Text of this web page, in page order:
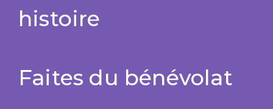
histoire
Faites du bénévolat